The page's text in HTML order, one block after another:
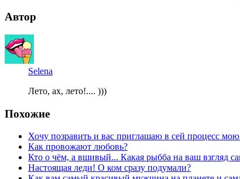
Автор
Selena
Лето, ах, лето!.... )))
Похожие
Хочу позравить и вас приглашаю в сей процесс
Как провожают любовь?
Кто о чём, а вшивый... Какая рыбба на ваш взгляд
Настоящая леди! О ком сразу подумали?